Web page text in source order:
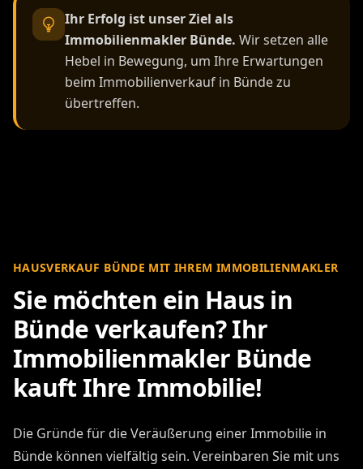
Ihr Erfolg ist unser Ziel als
Immobilienmakler Bünde. Wir setzen alle
Hebel in Bewegung, um Ihre Erwartungen
beim Immobilienverkauf in Bünde zu
übertreffen.
HAUSVERKAUF BÜNDE MIT IHREM IMMOBILIENMAKLER
Sie möchten ein Haus in
Bünde verkaufen? Ihr
Immobilienmakler Bünde
kauft Ihre Immobilie!
Die Gründe für die Veräußerung einer Immobilie in
Bünde können vielfältig sein. Vereinbaren Sie mit uns